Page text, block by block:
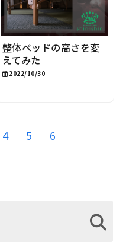
整体ベッドの高さを変
えてみた
2022/10/30
4 5 6